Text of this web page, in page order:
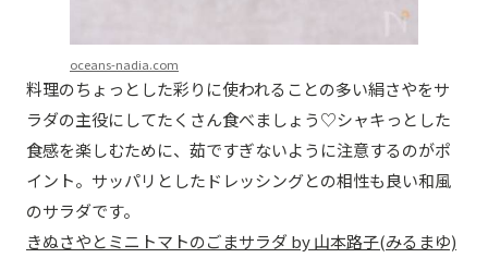
oceans-nadia.com
料理のちょっとした彩りに使われることの多い絹さやをサ
ラダの主役にしてたくさん食べましょう♡シャキっとした
食感を楽しむために、茹ですぎないように注意するのがポ
イント。サッパリとしたドレッシングとの相性も良い和風
のサラダです。
きぬさやとミニトマトのごまサラダ by 山本路子(みるまゆ)